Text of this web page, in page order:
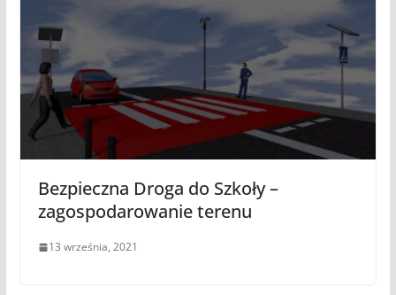
Bezpieczna Droga do Szkoły –
zagospodarowanie terenu
13 września, 2021